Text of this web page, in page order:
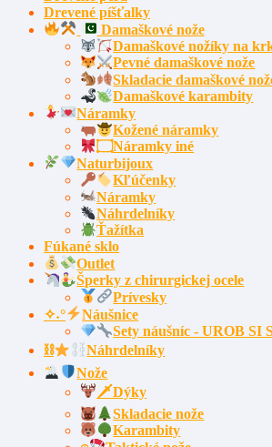
Drevené píšťalky
Damaškové nože
Damaškové nožíky na
Pevné damaškové nože
Skladacie damaškové
Damaškové karambity
Náramky
Kožené náramky
۝Náramky iné
Naturbijoux
Kľúčenky
Náramky
Náhrdelníky
Ťažítka
Fúkané sklo
Outlet
Šperky z chirurgickej ocele
Prívesky
✧˖°
Náušnice
Sety náušníc - UROB SI
⛓
Náhrdelníky
Nože
🗡Dýky
Skladacie nože
Karambity